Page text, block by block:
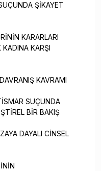
ŞİKAYET
KARARLARI
KADINA KARŞI
KAVRAMI
SUÇUNDA
BİR BAKIŞ
DAYALI CİNSEL